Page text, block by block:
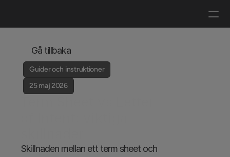
Gå tillbaka
Guider och instruktioner
25 maj 2026
Skillnaden mellan ett term sheet och